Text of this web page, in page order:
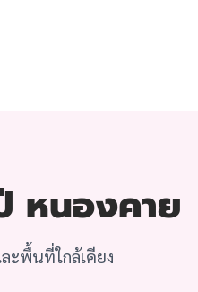
หนองคาย
ะพื้นที่ใกล้เคียง